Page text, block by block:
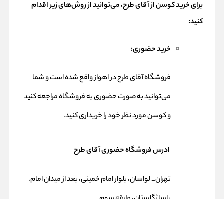
برای خرید کوسن از آقای طرح، می‌توانید از روش‌های زیر اقدام
کنید:
خرید حضوری:
فروشگاه آقای طرح در اهواز واقع شده است و شما
می‌توانید به صورت حضوری به فروشگاه مراجعه کنید
و کوسن مورد نظر خود را خریداری کنید.
ادرس فروشگاه حضوری آقای طرح
تهران_ لواسان، بلوار امام خمینی، بعد از میدان امام،